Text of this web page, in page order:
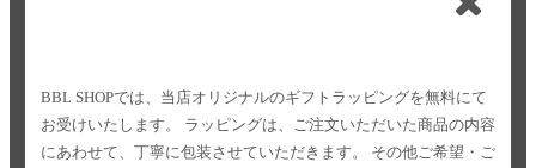
BBL SHOPでは、当店オリジナルのギフトラッピングを無料にて
お受けいたします。
ラッピングは、ご注文いただいた商品の内容
にあわせて、丁寧に包装させていただきます。
その他ご希望・ご